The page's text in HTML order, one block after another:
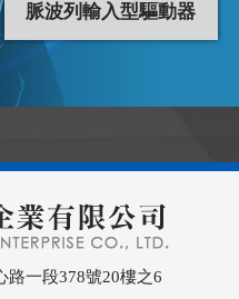
脈波列輸入型驅動器
路一段378號20樓之6